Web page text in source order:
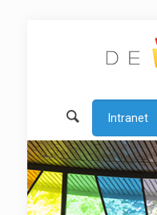
Intranet